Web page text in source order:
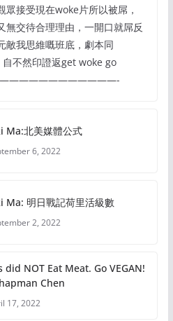
接受現在woke片所以被屌，
無交待合理理由，一開口就屌反
敵我思維嘅班底，劇本同
不然印證返get woke go
Ma:北美媒體公式
6, 2022
Ma: 明日戰記荷里活級數
2, 2022
did NOT Eat Meat. Go VEGAN!
Chen
17, 2022